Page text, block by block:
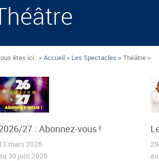
êtes ici : >Accueil > Les Spectacles > Théâtre >
27 : Abonnez-vous !
mars 2026
30 juin 2026